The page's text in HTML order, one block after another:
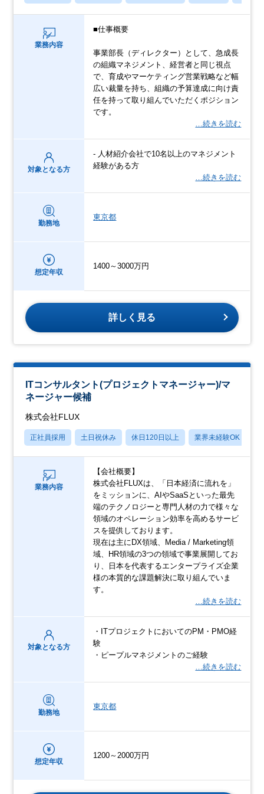
業務内容
■仕事概要
事業部長（ディレクター）として、急成長
の組織マネジメント、経営者と同じ視点
で、育成やマーケティング営業戦略など幅
広い裁量を持ち、組織の予算達成に向け責
任を持って取り組んでいただくポジション
です。
…続きを読む
対象となる方
- 人材紹介会社で10名以上のマネジメント
経験がある方
…続きを読む
勤務地
東京都
想定年収
1400～3000万円
詳しく見る
ITコンサルタント(プロジェクトマネージャー)/マ
ネージャー候補
株式会社FLUX
正社員採用 土日祝休み 休日120日以上 業界未経験OK
業務内容
【会社概要】
株式会社FLUXは、「日本経済に流れを」
をミッションに、AIやSaaSといった最先
端のテクノロジーと専門人材の力で様々な
領域のオペレーション効率を高めるサービ
スを提供しております。
現在は主にDX領域、Media / Marketing領
域、HR領域の3つの領域で事業展開してお
り、日本を代表するエンタープライズ企業
様の本質的な課題解決に取り組んでいま
す。
…続きを読む
対象となる方
・ITプロジェクトにおいてのPM・PMO経
験
・ピープルマネジメントのご経験
…続きを読む
勤務地
東京都
想定年収
1200～2000万円